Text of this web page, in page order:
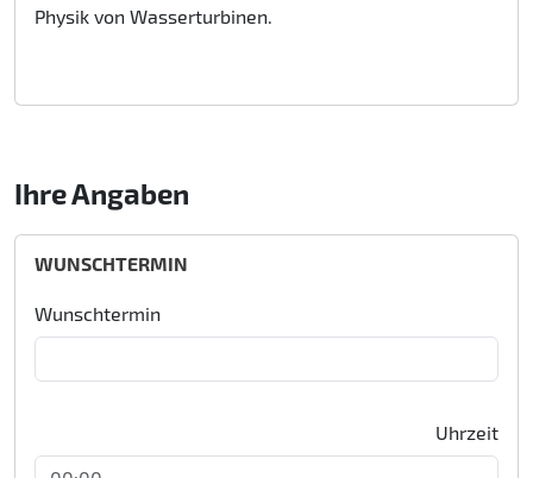
Physik von Wasserturbinen.
Ihre Angaben
WUNSCHTERMIN
Wunschtermin
Uhrzeit